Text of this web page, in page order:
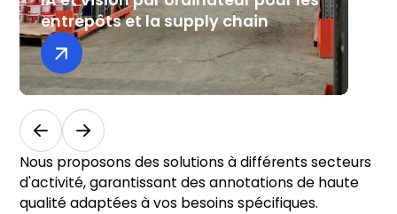
entrepôts et la supply chain
Logistique et entrepôts
Nous proposons des solutions à différents secteurs
d'activité, garantissant des annotations de haute
qualité adaptées à vos besoins spécifiques.